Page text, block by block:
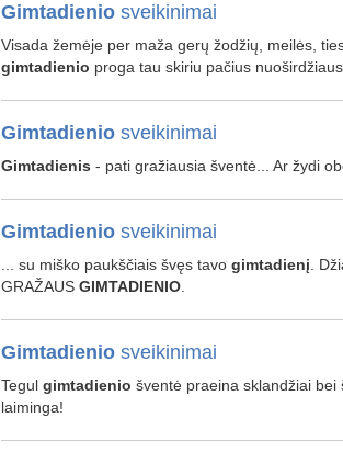
Gimtadieniosveikinimai
Visada žemėje per maža gerų žodžių, meilės,
gimtadienio proga tau skiriu pačius
Gimtadieniosveikinimai
Gimtadienis - pati gražiausia šventė... Ar žydi
Gimtadieniosveikinimai
... su miško paukščiais švęs tavo gimtadienį .
GRAŽAUS GIMTADIENIO.
Gimtadieniosveikinimai
Tegul gimtadienio šventė praeina sklandžiai bei
laiminga!